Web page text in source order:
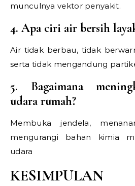
munculnya vektor penyakit.
4. Apa ciri air bersih
Air tidak berbau, tidak
serta tidak mengandung
5. Bagaimana
udara rumah?
Membuka jendela,
mengurangi bahan kimia
udara
KESIMPULAN